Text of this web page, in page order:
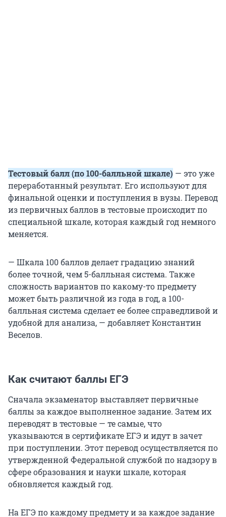
Тестовый балл (по 100-балльной шкале) — это уже
переработанный результат. Его используют для
финальной оценки и поступления в вузы. Перевод
из первичных баллов в тестовые происходит по
специальной шкале, которая каждый год немного
меняется.
— Шкала 100 баллов делает градацию знаний
более точной, чем 5-балльная система. Также
сложность вариантов по какому-то предмету
может быть различной из года в год, а 100-
балльная система сделает ее более справедливой и
удобной для анализа, — добавляет Константин
Веселов.
Как считают баллы ЕГЭ
Сначала экзаменатор выставляет первичные
баллы за каждое выполненное задание. Затем их
переводят в тестовые — те самые, что
указываются в сертификате ЕГЭ и идут в зачет
при поступлении. Этот перевод осуществляется по
утвержденной Федеральной службой по надзору в
сфере образования и науки шкале, которая
обновляется каждый год.
На ЕГЭ по каждому предмету и за каждое задание